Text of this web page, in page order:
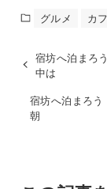
グルメ カ
宿坊へ泊まろ
中は
宿坊へ泊まろ
朝